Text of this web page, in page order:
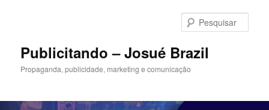
principal
secundárioPublicitando – Josué Brazil
Propaganda, publicidade, marketing e comunicação